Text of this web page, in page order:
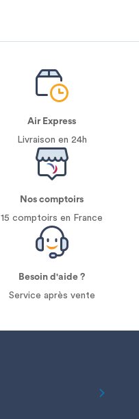
Air Express
Livraison en 24h
Nos comptoirs
15 comptoirs en France
Besoin d'aide ?
Service après vente